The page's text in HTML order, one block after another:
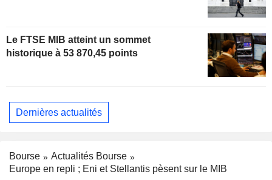
Le FTSE MIB atteint un sommet
historique à 53 870,45 points
Dernières actualités
Bourse
Actualités Bourse
Europe en repli ; Eni et Stellantis pèsent sur le MIB